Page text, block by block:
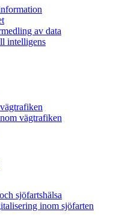
av data
intelligens
vägtrafiken
sjöfartshälsa
inom sjöfarten